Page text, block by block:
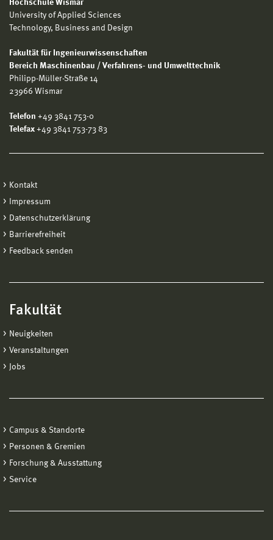
Hochschule Wismar
University of Applied Sciences
Technology, Business and Design
Fakultät für Ingenieurwissenschaften
Bereich Maschinenbau / Verfahrens- und Umwelttechnik
Philipp-Müller-Straße 14
23966 Wismar
Telefon +49 3841 753-0
Telefax +49 3841 753-73 83
Kontakt
Impressum
Datenschutzerklärung
Barrierefreiheit
Feedback senden
Fakultät
Neuigkeiten
Veranstaltungen
Jobs
Campus & Standorte
Personen & Gremien
Forschung & Ausstattung
Service